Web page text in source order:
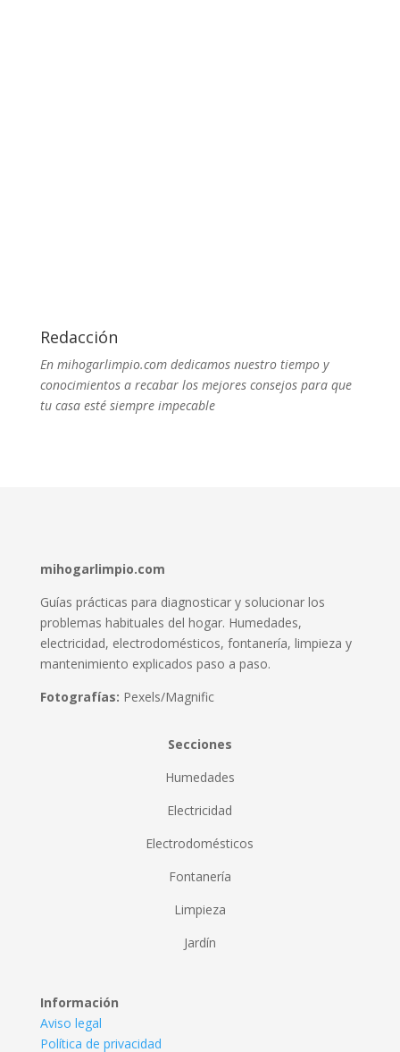
Redacción
En mihogarlimpio.com dedicamos nuestro tiempo y
conocimientos a recabar los mejores consejos para que
tu casa esté siempre impecable
mihogarlimpio.com
Guías prácticas para diagnosticar y solucionar los
problemas habituales del hogar. Humedades,
electricidad, electrodomésticos, fontanería, limpieza y
mantenimiento explicados paso a paso.
Fotografías: Pexels/Magnific
Secciones
Humedades
Electricidad
Electrodomésticos
Fontanería
Limpieza
Jardín
Información
Aviso legal
Política de privacidad